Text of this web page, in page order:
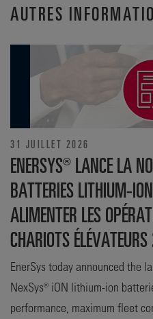
AUTRES
31 JUILLET 2026
ENERSYS® LANCE LA
BATTERIES LITHIUM-
ALIMENTER LES
CHARIOTS
EnerSys today announced the
NexSys® iON lithium-ion
performance, maximum fleet